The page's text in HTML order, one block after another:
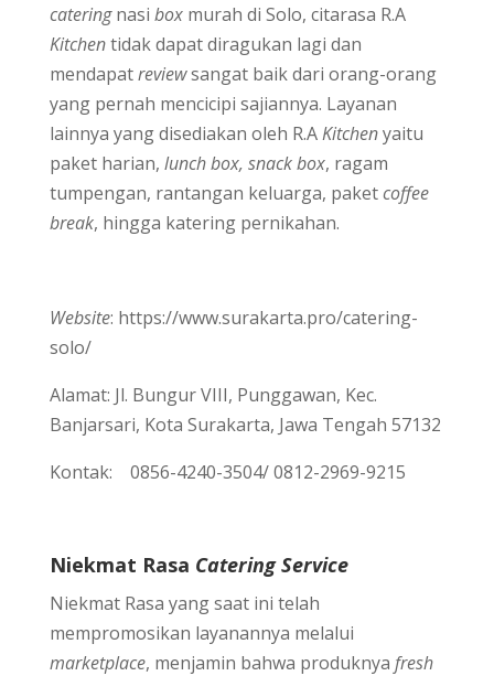
cateringnasi boxmurah di Solo, citarasa R.A
Kitchentidak dapat diragukan lagi dan
mendapatreviewsangat baik dari orang-orang
yang pernah mencicipi sajiannya. Layanan
lainnya yang disediakan oleh R.AKitchenyaitu
paket harian, lunch box, snack box, ragam
tumpengan, rantangan keluarga, paketcoffee
break, hingga katering pernikahan.
Website: https://www.surakarta.pro/catering-
solo/
Alamat: Jl. Bungur VIII, Punggawan, Kec.
Banjarsari, Kota Surakarta, Jawa Tengah 57132
Kontak: 0856-4240-3504/ 0812-2969-9215
Niekmat Rasa Catering Service
Niekmat Rasa yang saat ini telah
mempromosikan layanannya melalui
marketplace, menjamin bahwa produknya fresh